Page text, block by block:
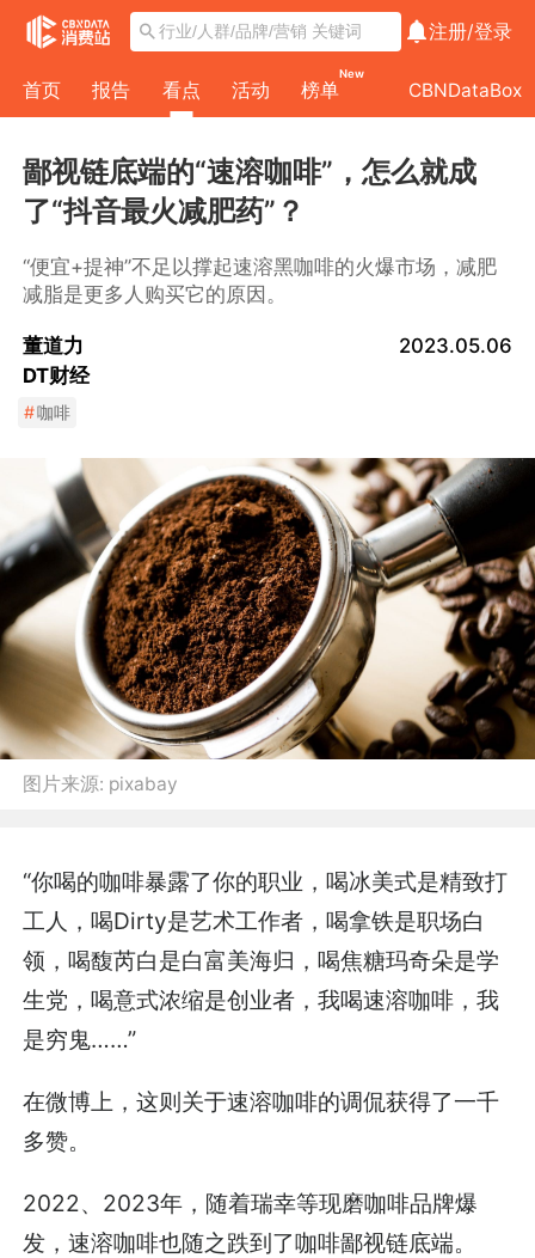
注册/登录
首页 报告 看点 活动 榜单
New
CBNDataBox
鄙视链底端的“速溶咖啡”，怎么就成
了“抖音最火减肥药”？
“便宜+提神”不足以撑起速溶黑咖啡的火爆市场，减肥
减脂是更多人购买它的原因。
董道力
DT财经
2023.05.06
#咖啡
图片来源: pixabay
“你喝的咖啡暴露了你的职业，喝冰美式是精致打
工人，喝Dirty是艺术工作者，喝拿铁是职场白
领，喝馥芮白是白富美海归，喝焦糖玛奇朵是学
生党，喝意式浓缩是创业者，我喝速溶咖啡，我
是穷鬼……”
在微博上，这则关于速溶咖啡的调侃获得了一千
多赞。
2022、2023年，随着瑞幸等现磨咖啡品牌爆
发，速溶咖啡也随之跌到了咖啡鄙视链底端。